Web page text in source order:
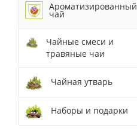
Ароматизированный
чай
Чайные смеси и
травяные чаи
Чайная утварь
Наборы и подарки